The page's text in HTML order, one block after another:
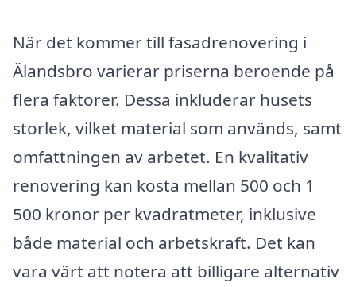
När det kommer till fasadrenovering i
Älandsbro varierar priserna beroende på
flera faktorer. Dessa inkluderar husets
storlek, vilket material som används, samt
omfattningen av arbetet. En kvalitativ
renovering kan kosta mellan 500 och 1
500 kronor per kvadratmeter, inklusive
både material och arbetskraft. Det kan
vara värt att notera att billigare alternativ